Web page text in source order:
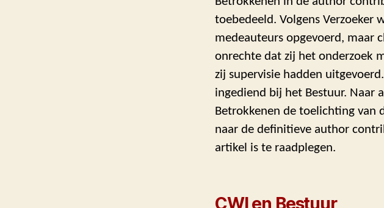
toebedeeld. Volgens Verzoeker
medeauteurs opgevoerd, maar
onrechte dat zij het onderzoek
zij supervisie hadden
ingediend bij het Bestuur. Naar
Betrokkenen de toelichting van
naar de definitieve author
artikel is te raadplegen.
CWI en Bestuur